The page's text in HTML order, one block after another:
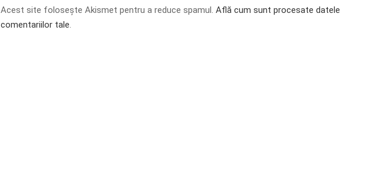
Acest site folosește Akismet pentru a reduce spamul. Află cum sunt procesate datele
comentariilor tale